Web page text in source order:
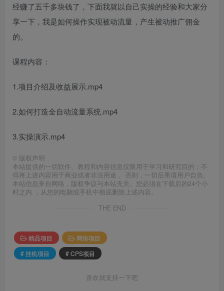
经赚了五千多块钱了，下面我就以自己实操的经验和大家分
享一下，我是如何操作实现被动流量，产生被动推广佣金
的。
课程内容：
1.项目介绍及收益展示.mp4
2.如何打造全自动流量系统.mp4
3.实操演示.mp4
© 版权声明
本站提供的一切软件、教程和内容信息仅限用于学习和研究目的；不
得将上述内容用于商业或者非法用途， 否则，一切后果请用户自负。
本站信息来自网络，版权争议与本站无关。您必须在下载后的24个小
时之内 ，从您的电脑或手机中彻底删除上述内容。
THE END
精品项目
网络项目
# 挂机项目
# CPS项目
喜欢就支持一下吧